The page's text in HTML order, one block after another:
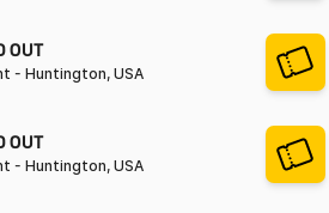
OUT
- Huntington, USA
OUT
- Huntington, USA